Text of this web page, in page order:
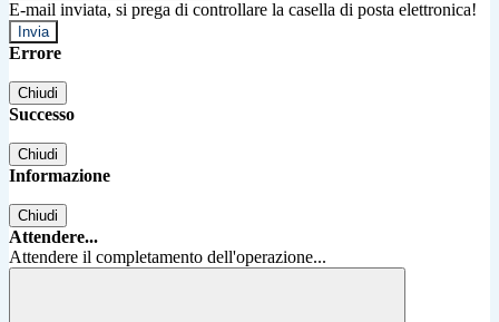
E-mail inviata, si prega di controllare la casella di posta elettronica!
Errore
Chiudi
Successo
Chiudi
Informazione
Chiudi
Attendere...
Attendere il completamento dell'operazione...